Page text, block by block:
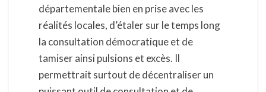
départementale bien en prise avec les
réalités locales, d’étaler sur le temps long
la consultation démocratique et de
tamiser ainsi pulsions et excès. Il
permettrait surtout de décentraliser un